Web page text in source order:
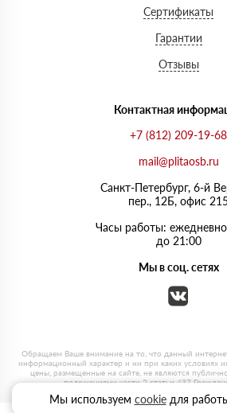
Сертификаты
Гарантии
Отзывы
Контактная
+7 (812) 209-19-68
mail@plitaosb.ru
Санкт-Петербург, 6-й
пер., 12Б, офис
Часы работы:
до 21:00
Мы в соц. сетях
Мы используем cookieдля